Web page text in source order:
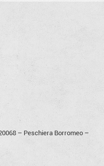
– Peschiera Borromeo –